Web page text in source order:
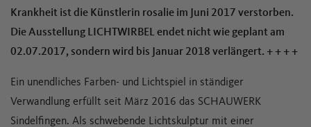
Krankheit ist die Künstlerin rosalie im Juni 2017 verstorben.
Die Ausstellung LICHTWIRBEL endet nicht wie geplant am
02.07.2017, sondern wird bis Januar 2018 verlängert. + + + +
Ein unendliches Farben- und Lichtspiel in ständiger
Verwandlung erfüllt seit März 2016 das SCHAUWERK
Sindelfingen. Als schwebende Lichtskulptur mit einer